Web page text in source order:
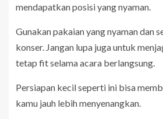
mendapatkan posisi yang nyaman.
Gunakan pakaian yang nyaman dan
konser. Jangan lupa juga untuk
tetap fit selama acara berlangsung.
Persiapan kecil seperti ini bisa
kamu jauh lebih menyenangkan.